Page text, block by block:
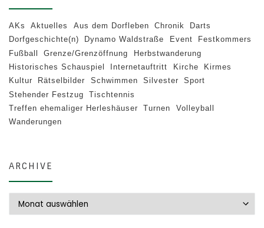
AKs Aktuelles Aus dem Dorfleben Chronik
Darts
Dorfgeschichte(n)
Dynamo Waldstraße Event
Festkommers
Fußball
Grenze/Grenzöffnung
Herbstwanderung
Historisches Schauspiel
Internetauftritt Kirche
Kirmes
Kultur
Rätselbilder Schwimmen Silvester
Sport
Stehender Festzug
Tischtennis
Treffen ehemaliger Herleshäuser
Turnen
Volleyball
Wanderungen
ARCHIVE